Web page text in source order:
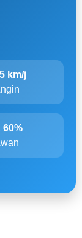
5 km/j
60%